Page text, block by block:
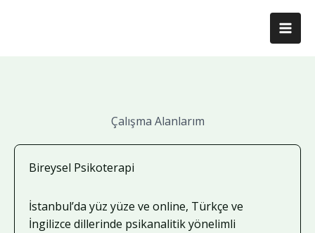
Çalışma Alanlarım
Bireysel Psikoterapi
İstanbul’da yüz yüze ve online, Türkçe ve
İngilizce dillerinde psikanalitik yönelimli